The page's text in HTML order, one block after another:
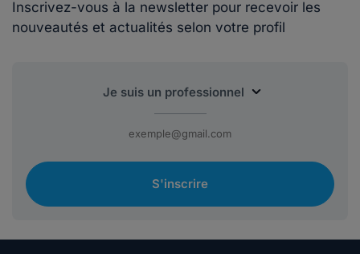
Inscrivez-vous à la newsletter pour recevoir les
nouveautés et actualités selon votre profil
S'inscrire